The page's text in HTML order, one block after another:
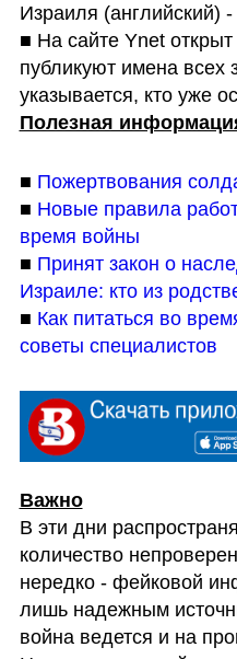
Израиля (английский) -
■ На сайте Ynet
публикуют имена всех
указывается, кто уже
Полезная
■ Пожертвования
■ Новые правила
время войны
■ Принят закон о
Израиле: кто из
■ Как питаться во
советы специалистов
Важно
В эти дни
количество
нередко - фейковой
лишь надежным
война ведется и на